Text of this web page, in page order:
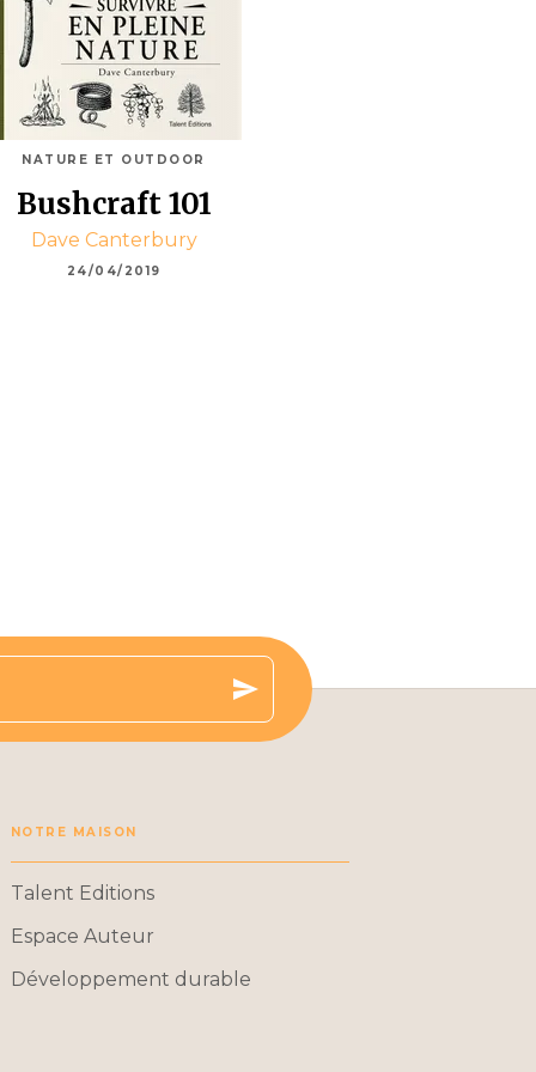
NATURE ET OUTDOOR
Bushcraft 101
Dave Canterbury
24/04/2019
send
NOTRE MAISON
Talent Editions
Espace Auteur
Développement durable